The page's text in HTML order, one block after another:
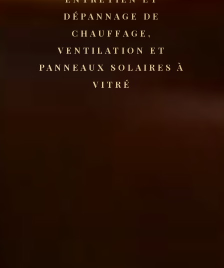
DÉPANNAGE DE
CHAUFFAGE,
VENTILATION ET
PANNEAUX SOLAIRES À
VITRÉ